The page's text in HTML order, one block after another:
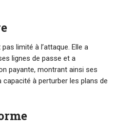
limité à l’attaque. Elle a
lignes de passe et a
payante, montrant ainsi ses
à perturber les plans de